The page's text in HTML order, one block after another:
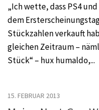
„Ich wette, dass PS4
dem
Stückzahlen verkauft
gleichen Zeitraum –
Stück“ – hux humaldo,...
15. FEBRUAR 2013